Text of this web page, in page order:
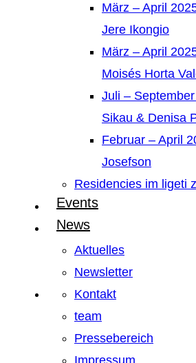
März – April
Jere Ikongio
März – April
Moisés Horta
Juli –
Sikau & Denisa
Februar – April
Josefson
Residencies im ligeti
Events
News
Aktuelles
Newsletter
Kontakt
team
Pressebereich
Impressum